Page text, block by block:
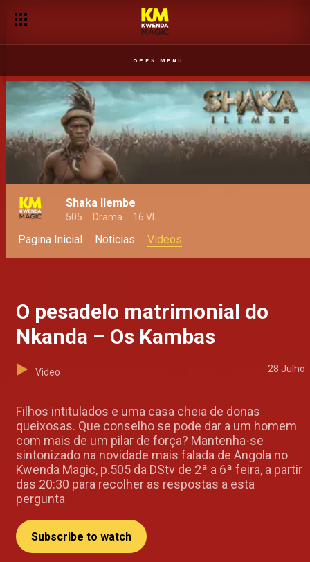
OPEN MENU
Shaka Ilembe
505 Drama 16 VL
Pagina Inicial Noticias Videos
O pesadelo matrimonial do
Nkanda – Os Kambas
Video 28 Julho
Filhos intitulados e uma casa cheia de donas
queixosas. Que conselho se pode dar a um homem
com mais de um pilar de força? Mantenha-se
sintonizado na novidade mais falada de Angola no
Kwenda Magic, p.505 da DStv de 2ª a 6ª feira, a partir
das 20:30 para recolher as respostas a esta
pergunta
Subscribe to watch